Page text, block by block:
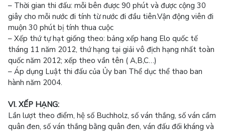
– Thời gian thi đấu: mỗi bên được 90 phút và được cộng 30
giây cho mỗi nước đi tính từ nước đi đầu tiên.Vận động viên đi
muộn 30 phút bị tính thua cuộc
– Xếp thứ tự hạt giống theo: bảng xếp hang Elo quốc tế
tháng 11 năm 2012, thứ hạng tại giải vô địch hạng nhất toàn
quốc năm 2012; xếp theo vần tên ( A,B,C…)
– Áp dụng Luật thi đấu của Ủy ban Thể dục thể thao ban
hành năm 2004.
VI. XẾP HẠNG:
Lần lượt theo điểm, hệ số Buchholz, số ván thắng, số ván cầm
quân đen, số ván thắng bằng quân đen, ván đấu đối kháng và